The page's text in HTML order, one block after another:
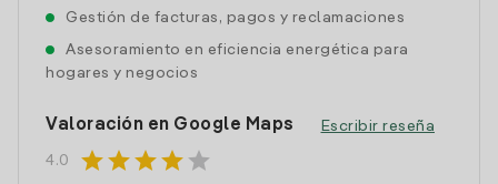
Gestión de facturas, pagos y reclamaciones
Asesoramiento en eficiencia energética para
hogares y negocios
Valoración en Google Maps
4.0 starstarstarstar star
Escribir reseña